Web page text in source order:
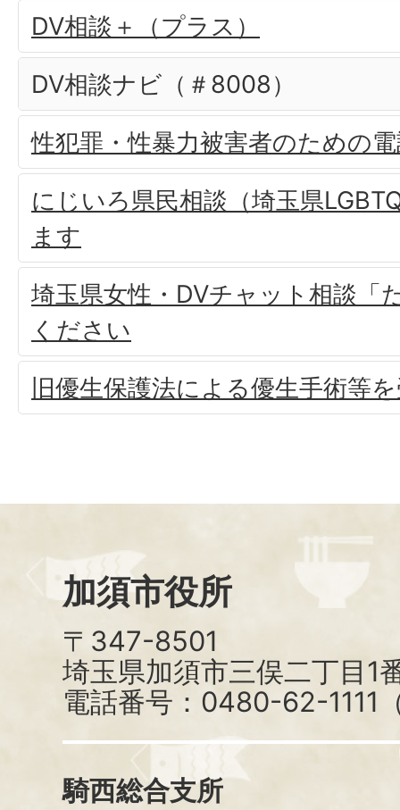
DV相談＋（プラス）
DV相談ナビ（＃8008）
性犯罪・性暴力被害者のための
にじいろ県民相談（埼玉県
ます
埼玉県女性・DVチャット相談「
ください
旧優生保護法による優生手術等
加須市役所
〒347-8501
埼玉県加須市三俣二丁目1
電話番号：0480-62-1111
騎西総合支所